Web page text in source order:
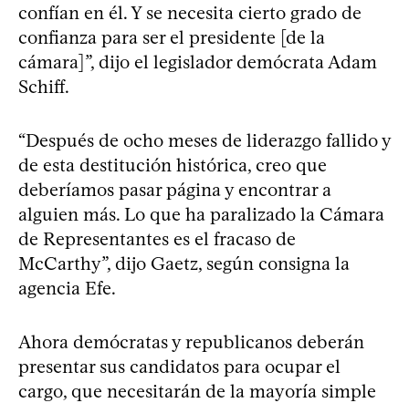
confían en él. Y se necesita cierto grado de
confianza para ser el presidente [de la
cámara]”, dijo el legislador demócrata Adam
Schiff.
“Después de ocho meses de liderazgo fallido y
de esta destitución histórica, creo que
deberíamos pasar página y encontrar a
alguien más. Lo que ha paralizado la Cámara
de Representantes es el fracaso de
McCarthy”, dijo Gaetz, según consigna la
agencia Efe.
Ahora demócratas y republicanos deberán
presentar sus candidatos para ocupar el
cargo, que necesitarán de la mayoría simple